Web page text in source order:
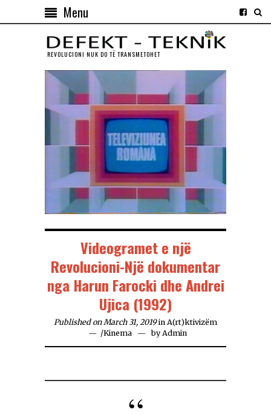
Menu
REVOLUCIONI NUK DO TЁ TRANSMETOHET
Videogramet e një
Revolucioni-Një dokumentar
nga Harun Farocki dhe Andrei
Ujica (1992)
Published on March 31, 2019 in A(rt)ktivizëm
/Kinema by Admin